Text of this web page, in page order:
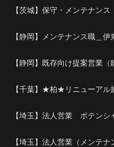
【茨城】保守・メンテナン
【静岡】メンテナンス職＿伊
【静岡】既存向け提案営業（
【千葉】★柏★リニューア
【埼玉】法人営業 ポテン
【埼玉】法人営業（メンテ